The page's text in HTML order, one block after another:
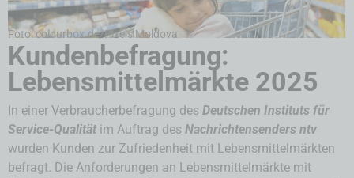
Foto: colourbox.de/Pixels Moldova
Kundenbefragung:
Lebensmittelmärkte 2025
In einer Verbraucherbefragung des Deutschen Instituts für
Service-Qualität im Auftrag des Nachrichtensenders ntv
wurden Kunden zur Zufriedenheit mit Lebensmittelmärkten
befragt. Die Anforderungen an Lebensmittelmärkte mit